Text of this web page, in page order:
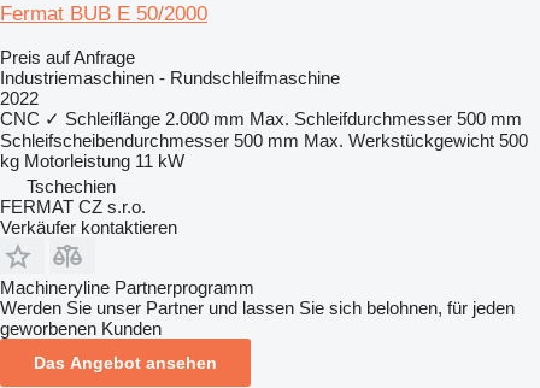
Fermat BUB E 50/2000
Preis auf Anfrage
Industriemaschinen - Rundschleifmaschine
2022
CNC ✓ Schleiflänge 2.000 mm Max. Schleifdurchmesser 500 mm
Schleifscheibendurchmesser 500 mm Max. Werkstückgewicht 500
kg Motorleistung 11 kW
Tschechien
FERMAT CZ s.r.o.
Verkäufer kontaktieren
Machineryline Partnerprogramm
Werden Sie unser Partner und lassen Sie sich belohnen, für jeden
geworbenen Kunden
Das Angebot ansehen